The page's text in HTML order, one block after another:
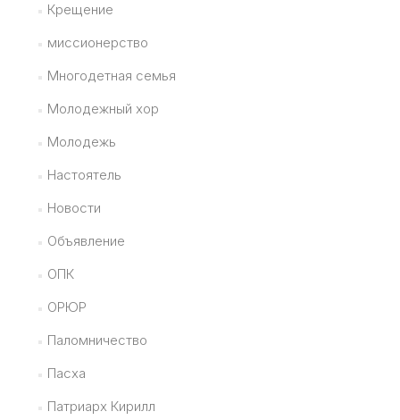
Крещение
миссионерство
Многодетная семья
Молодежный хор
Молодежь
Настоятель
Новости
Объявление
ОПК
ОРЮР
Паломничество
Пасха
Патриарх Кирилл